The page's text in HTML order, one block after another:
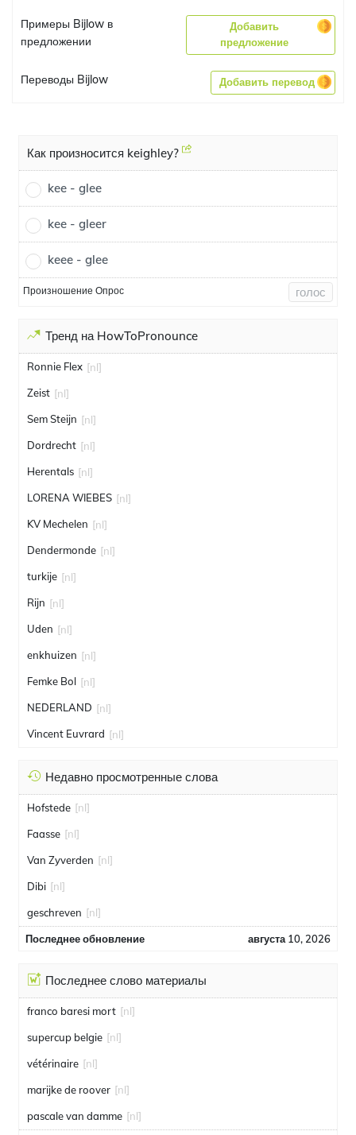
Примеры Bijlow в
предложении
Добавить
предложение
Переводы Bijlow Добавить перевод
Как произносится keighley?
kee - glee
kee - gleer
keee - glee
Произношение Опрос голос
Тренд на HowToPronounce
Ronnie Flex [nl]
Zeist [nl]
Sem Steijn [nl]
Dordrecht [nl]
Herentals [nl]
LORENA WIEBES [nl]
KV Mechelen [nl]
Dendermonde [nl]
turkije [nl]
Rijn [nl]
Uden [nl]
enkhuizen [nl]
Femke Bol [nl]
NEDERLAND [nl]
Vincent Euvrard [nl]
Недавно просмотренные слова
Hofstede [nl]
Faasse [nl]
Van Zyverden [nl]
Dibi [nl]
geschreven [nl]
Последнее обновление августа 10, 2026
Последнее слово материалы
franco baresi mort [nl]
supercup belgie [nl]
vétérinaire [nl]
marijke de roover [nl]
pascale van damme [nl]